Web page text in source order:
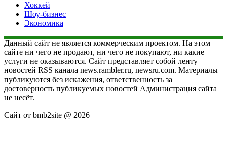
Хоккей
Шоу-бизнес
Экономика
Данный сайт не является коммерческим проектом. На этом
сайте ни чего не продают, ни чего не покупают, ни какие
услуги не оказываются. Сайт представляет собой ленту
новостей RSS канала news.rambler.ru, newsru.com. Материалы
публикуются без искажения, ответственность за
достоверность публикуемых новостей Администрация сайта
не несёт.
Сайт от bmb2site @ 2026